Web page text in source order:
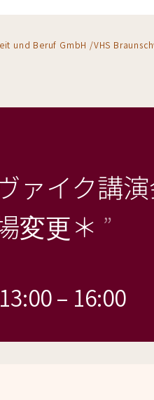
und Beruf GmbH /VHS
ァイク講
変更＊
– 16:00